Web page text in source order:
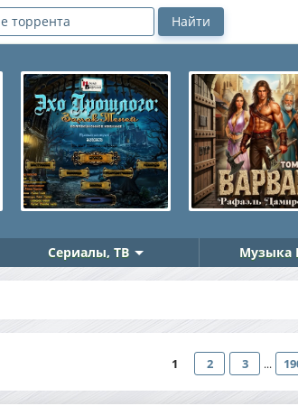
Сериалы, ТВ Музыка
1 2 3 ...